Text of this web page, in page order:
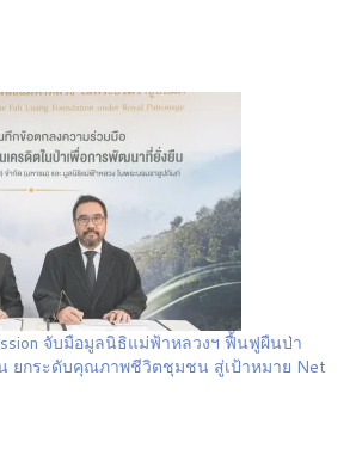
จับมือมูลนิธิแม่ฟ้าหลวงฯ ฟื้นฟูผืนป่า
ยกระดับคุณภาพชีวิตชุมชน สู่เป้าหมาย Net